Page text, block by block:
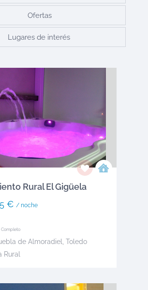
Ofertas
Lugares de interés
Rural El Gigüela
€ / noche
Completo
de Almoradiel, Toledo
Rural